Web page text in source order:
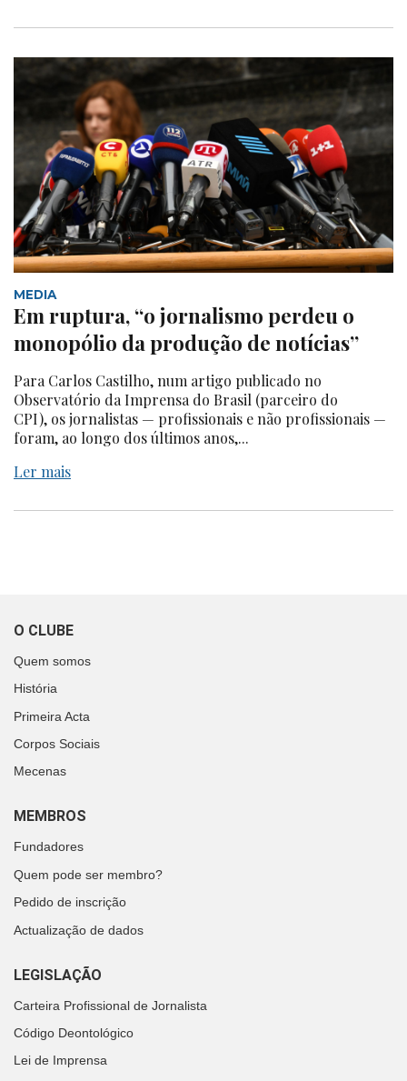
MEDIA
Em ruptura, “o jornalismo perdeu o
monopólio da produção de notícias”
Para Carlos Castilho, num artigo publicado no
Observatório da Imprensa do Brasil (parceiro do
CPI), os jornalistas — profissionais e não profissionais —
foram, ao longo dos últimos anos,...
Ler mais
O CLUBE
Quem somos
História
Primeira Acta
Corpos Sociais
Mecenas
MEMBROS
Fundadores
Quem pode ser membro?
Pedido de inscrição
Actualização de dados
LEGISLAÇÃO
Carteira Profissional de Jornalista
Código Deontológico
Lei de Imprensa